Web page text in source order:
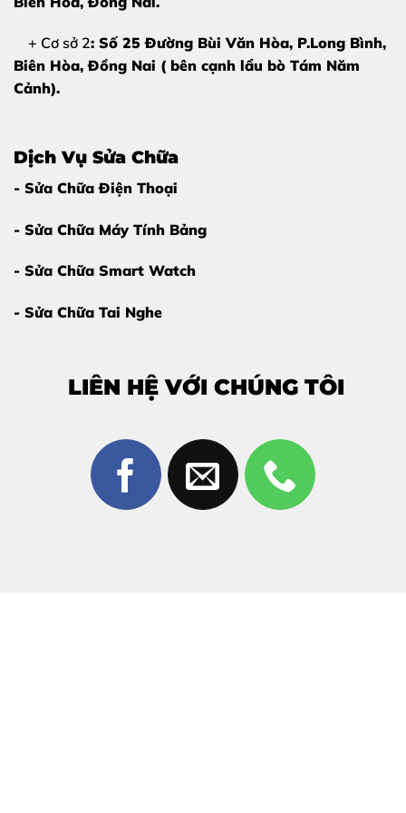
Máy ép kính – tách kính chuyên dụng
Linh kiện chọn lọc, tương thích hoàn hảo
Giá hợp lý – không phát sinh
Khách hàng ký tên lên linh kiện
Chúng tôichỉ thay kính cảm ứng
không thay linh kiện khi chưa được đồng ý.
Pro
xác và ưu đãi tốt nhất
0981 926 999 – 0962 755 686
Cam kết báo đúng giá – không mập mờ – không ép
+ Cơ sở 2: Số 25 Đường Bùi Văn Hòa, P.Long Bình,
Biên Hòa, Đồng Nai ( bên cạnh lẩu bò Tám Năm
Cảnh).
Dịch Vụ Sửa Chữa
- Sửa Chữa Điện Thoại
- Sửa Chữa Máy Tính Bảng
- Sửa Chữa Smart Watch
- Sửa Chữa Tai Nghe
LIÊN HỆ VỚI CHÚNG TÔI